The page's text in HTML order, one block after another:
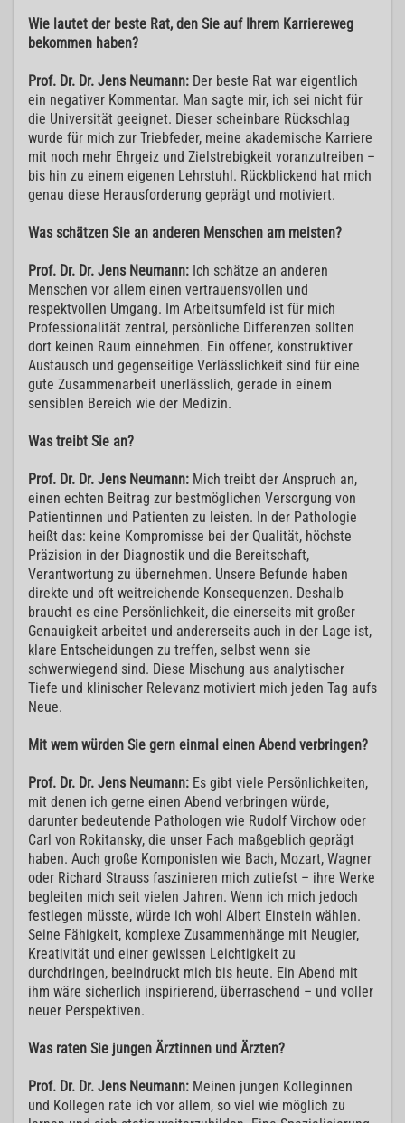
Wie lautet der beste Rat, den Sie auf Ihrem Karriereweg
bekommen haben?
Prof. Dr. Dr. Jens Neumann: Der beste Rat war eigentlich
ein negativer Kommentar. Man sagte mir, ich sei nicht für
die Universität geeignet. Dieser scheinbare Rückschlag
wurde für mich zur Triebfeder, meine akademische Karriere
mit noch mehr Ehrgeiz und Zielstrebigkeit voranzutreiben –
bis hin zu einem eigenen Lehrstuhl. Rückblickend hat mich
genau diese Herausforderung geprägt und motiviert.
Was schätzen Sie an anderen Menschen am meisten?
Prof. Dr. Dr. Jens Neumann: Ich schätze an anderen
Menschen vor allem einen vertrauensvollen und
respektvollen Umgang. Im Arbeitsumfeld ist für mich
Professionalität zentral, persönliche Differenzen sollten
dort keinen Raum einnehmen. Ein offener, konstruktiver
Austausch und gegenseitige Verlässlichkeit sind für eine
gute Zusammenarbeit unerlässlich, gerade in einem
sensiblen Bereich wie der Medizin.
Was treibt Sie an?
Prof. Dr. Dr. Jens Neumann: Mich treibt der Anspruch an,
einen echten Beitrag zur bestmöglichen Versorgung von
Patientinnen und Patienten zu leisten. In der Pathologie
heißt das: keine Kompromisse bei der Qualität, höchste
Präzision in der Diagnostik und die Bereitschaft,
Verantwortung zu übernehmen. Unsere Befunde haben
direkte und oft weitreichende Konsequenzen. Deshalb
braucht es eine Persönlichkeit, die einerseits mit großer
Genauigkeit arbeitet und andererseits auch in der Lage ist,
klare Entscheidungen zu treffen, selbst wenn sie
schwerwiegend sind. Diese Mischung aus analytischer
Tiefe und klinischer Relevanz motiviert mich jeden Tag aufs
Neue.
Mit wem würden Sie gern einmal einen Abend verbringen?
Prof. Dr. Dr. Jens Neumann: Es gibt viele Persönlichkeiten,
mit denen ich gerne einen Abend verbringen würde,
darunter bedeutende Pathologen wie Rudolf Virchow oder
Carl von Rokitansky, die unser Fach maßgeblich geprägt
haben. Auch große Komponisten wie Bach, Mozart, Wagner
oder Richard Strauss faszinieren mich zutiefst – ihre Werke
begleiten mich seit vielen Jahren. Wenn ich mich jedoch
festlegen müsste, würde ich wohl Albert Einstein wählen.
Seine Fähigkeit, komplexe Zusammenhänge mit Neugier,
Kreativität und einer gewissen Leichtigkeit zu
durchdringen, beeindruckt mich bis heute. Ein Abend mit
ihm wäre sicherlich inspirierend, überraschend – und voller
neuer Perspektiven.
Was raten Sie jungen Ärztinnen und Ärzten?
Prof. Dr. Dr. Jens Neumann: Meinen jungen Kolleginnen
und Kollegen rate ich vor allem, so viel wie möglich zu